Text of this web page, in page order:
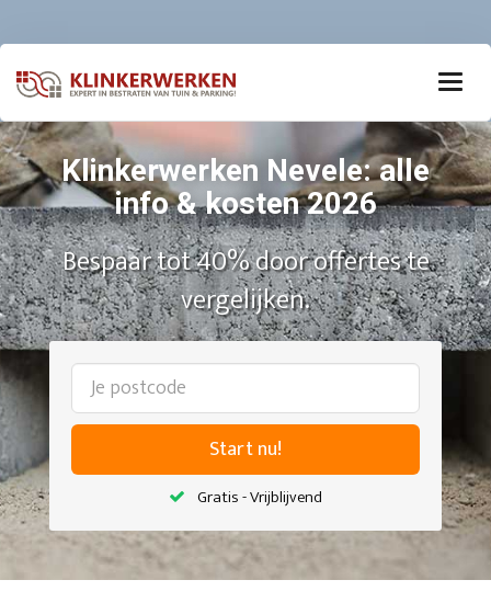
Klinkerwerken Nevele: alle
info & kosten 2026
Bespaar tot 40% door offertes te
vergelijken.
Start nu!
Gratis - Vrijblijvend